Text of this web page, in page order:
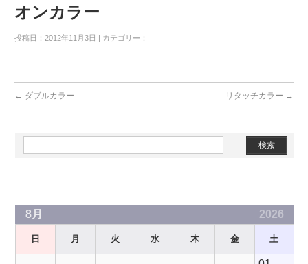
オンカラー
投稿日：2012年11月3日 | カテゴリー：
← ダブルカラー リタッチカラー →
8月 2026
日 月 火 水 木 金 土